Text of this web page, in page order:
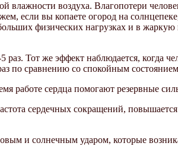
воздуха. Влагопотери
если вы копаете огород на
физических нагрузках и в жаркую
Тот же эффект наблюдается, когда
по сравнению со спокойным
работе сердца помогают резервные
сердечных сокращений,
и солнечным ударом, которые